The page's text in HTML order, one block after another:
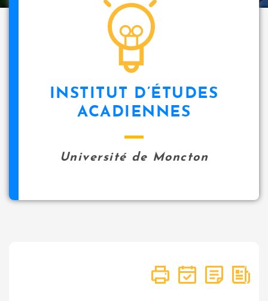
INSTITUT D’ÉTUDES
ACADIENNES
Université de Moncton